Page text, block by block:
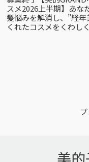
スメ2026上半期】あな
髪悩みを解消し、”経年
くれたコスメをくわし